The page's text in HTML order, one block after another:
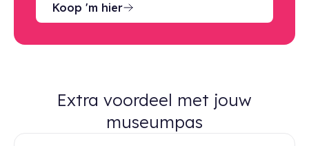
Koop 'm hier
Extra voordeel met jouw
museumpas